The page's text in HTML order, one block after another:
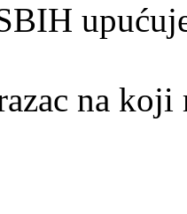
na